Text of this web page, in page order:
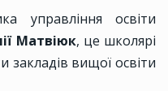
управління освіти
Матвіюк, це школярі
закладів вищої освіти